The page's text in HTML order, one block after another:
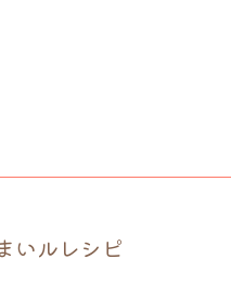
ルレシピ